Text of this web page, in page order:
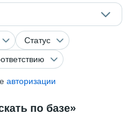
Статус
авторизации
по базе»